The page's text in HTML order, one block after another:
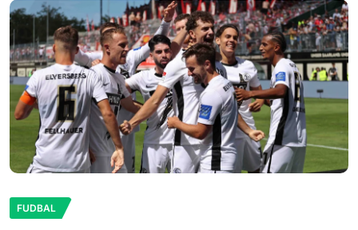
FUDBAL